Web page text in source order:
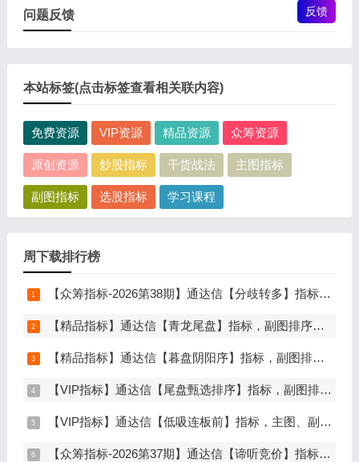
问题反馈 反馈
本站标签(点击标签查看相关联内容)
免费资源 VIP资源 精品资源 众筹资源
原创资源 炒股指标 干货战法 主图指标
副图指标 选股指标 学习课程
周下载排行榜
【众筹指标-2026第38期】通达信【分歧转多】指标，主图、副图、选股，首板分歧低吸二波行情，信号少，胜率高，手机电脑通达信通用
【精品指标】通达信【青龙尾盘】指标，副图排序，分时主图，排序潜伏，次日套利，信号可回看，超短策略，仅限电脑通达信使用
【精品指标】通达信【暮盘阴阳序】指标，副图排序，尾盘选股，电脑版量化辅助工具，尾盘排序，信号全天不变，仅限电脑通达信使用
【VIP指标】通达信【尾盘甄选排序】指标，副图排序，短线打造的尾盘战法，今买明卖超短战法，信号可回测，仅限电脑通达信使用
【VIP指标】通达信【低吸连板前】指标，主图、副图、选股，埋伏连板前的节点，信号不漂移，手机电脑通达信通用
【众筹指标-2026第37期】通达信【谛听竞价】指标，副图排序、选股，原价5980元的早盘竞价指标，可回测历史数据，信号全天不变，开放源码可永久使用，手机电脑通达信通用